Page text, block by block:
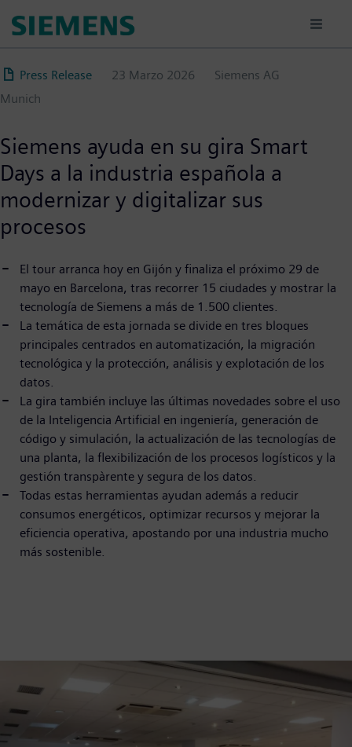
principal
Press Release 23 Marzo 2026
Siemens AG
Munich
Siemens ayuda en su gira Smart
Days a la industria española a
modernizar y digitalizar sus
procesos
El tour arranca hoy en Gijón y finaliza el próximo 29 de
mayo en Barcelona, tras recorrer 15 ciudades y mostrar la
tecnología de Siemens a más de 1.500 clientes.
La temática de esta jornada se divide en tres bloques
principales centrados en automatización, la migración
tecnológica y la protección, análisis y explotación de los
datos.
La gira también incluye las últimas novedades sobre el uso
de la Inteligencia Artificial en ingeniería, generación de
código y simulación, la actualización de las tecnologías de
una planta, la flexibilización de los procesos logísticos y la
gestión transpàrente y segura de los datos.
Todas estas herramientas ayudan además a reducir
consumos energéticos, optimizar recursos y mejorar la
eficiencia operativa, apostando por una industria mucho
más sostenible.